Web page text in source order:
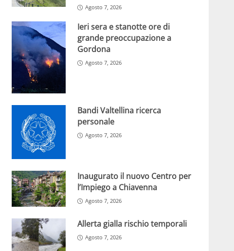
Agosto 7, 2026
Ieri sera e stanotte ore di
grande preoccupazione a
Gordona
Agosto 7, 2026
Bandi Valtellina ricerca
personale
Agosto 7, 2026
Inaugurato il nuovo Centro per
l’Impiego a Chiavenna
Agosto 7, 2026
Allerta gialla rischio temporali
Agosto 7, 2026